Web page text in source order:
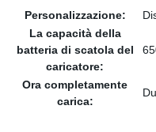
Personalizzazione:
La capacità della
batteria di scatola del
caricatore:
Ora completamente
carica: